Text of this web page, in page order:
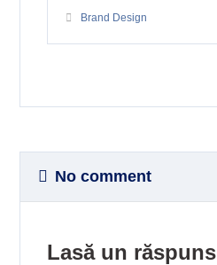
Brand Design
No comment
Lasă un răspuns